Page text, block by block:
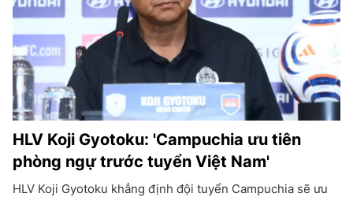
HLV Koji Gyotoku: 'Campuchia ưu tiên
phòng ngự trước tuyển Việt Nam'
HLV Koji Gyotoku khẳng định đội tuyển Campuchia sẽ ưu